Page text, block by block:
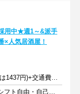
用中★週1～&派手
×人気居酒屋！
時給1150円以上(22時以降は1437円)+交通費規定内支給
週1日以上 1日3時間以上 シフト自由・自己申告